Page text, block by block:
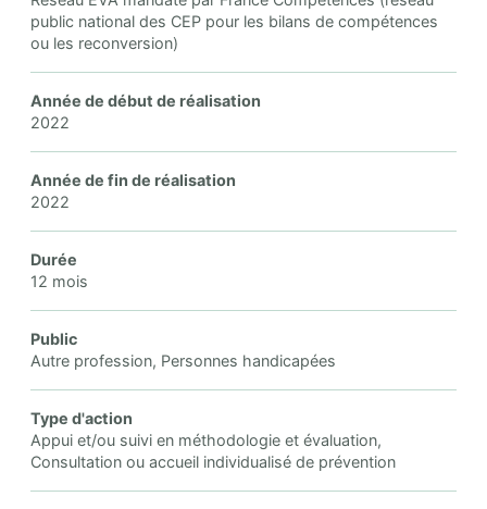
public national des CEP pour les bilans de compétences
ou les reconversion)
Année de début de réalisation
2022
Année de fin de réalisation
2022
Durée
12 mois
Public
Autre profession, Personnes handicapées
Type d'action
Appui et/ou suivi en méthodologie et évaluation,
Consultation ou accueil individualisé de prévention